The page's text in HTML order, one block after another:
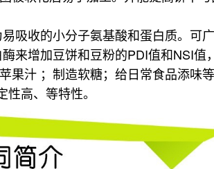
吸收的小分子氨基酸和蛋白质。可
来增加豆饼和豆粉的PDI值和NSI
果汁 ；制造软糖； 给日常食品添味
高、等特性。